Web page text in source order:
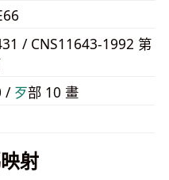
/ CNS11643-1992 第
/ ⽍部 10 畫
射